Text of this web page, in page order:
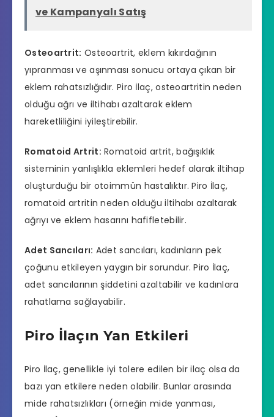
ve Kampanyalı Satış
Osteoartrit: Osteoartrit, eklem kıkırdağının
yıpranması ve aşınması sonucu ortaya çıkan bir
eklem rahatsızlığıdır. Piro İlaç, osteoartritin neden
olduğu ağrı ve iltihabı azaltarak eklem
hareketliliğini iyileştirebilir.
Romatoid Artrit: Romatoid artrit, bağışıklık
sisteminin yanlışlıkla eklemleri hedef alarak iltihap
oluşturduğu bir otoimmün hastalıktır. Piro İlaç,
romatoid artritin neden olduğu iltihabı azaltarak
ağrıyı ve eklem hasarını hafifletebilir.
Adet Sancıları: Adet sancıları, kadınların pek
çoğunu etkileyen yaygın bir sorundur. Piro İlaç,
adet sancılarının şiddetini azaltabilir ve kadınlara
rahatlama sağlayabilir.
Piro İlaçın Yan Etkileri
Piro İlaç, genellikle iyi tolere edilen bir ilaç olsa da
bazı yan etkilere neden olabilir. Bunlar arasında
mide rahatsızlıkları (örneğin mide yanması,